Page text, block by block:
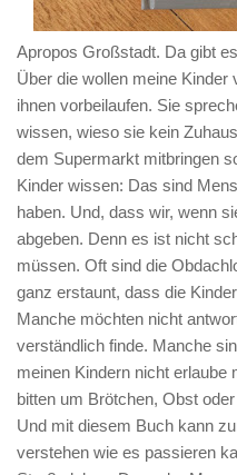
Apropos Großstadt. Da gibt
Über die wollen meine
ihnen vorbeilaufen. Sie
wissen, wieso sie kein
dem Supermarkt mitbringen
Kinder wissen: Das sind
haben. Und, dass wir, wenn
abgeben. Denn es ist nicht
müssen. Oft sind die
ganz erstaunt, dass die
Manche möchten nicht
verständlich finde. Manche
meinen Kindern nicht
bitten um Brötchen, Obst
Und mit diesem Buch kann
verstehen wie es passieren